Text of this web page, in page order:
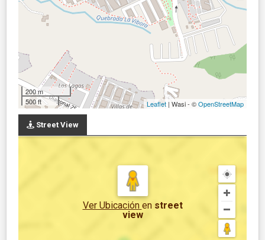
200 m
500 ft
Leaflet | Wasi - ©OpenStreetMap
Street View
Ver Ubicación en street
view